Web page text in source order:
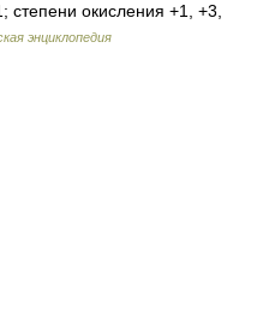
степени окисления +1, +3,
энциклопедия